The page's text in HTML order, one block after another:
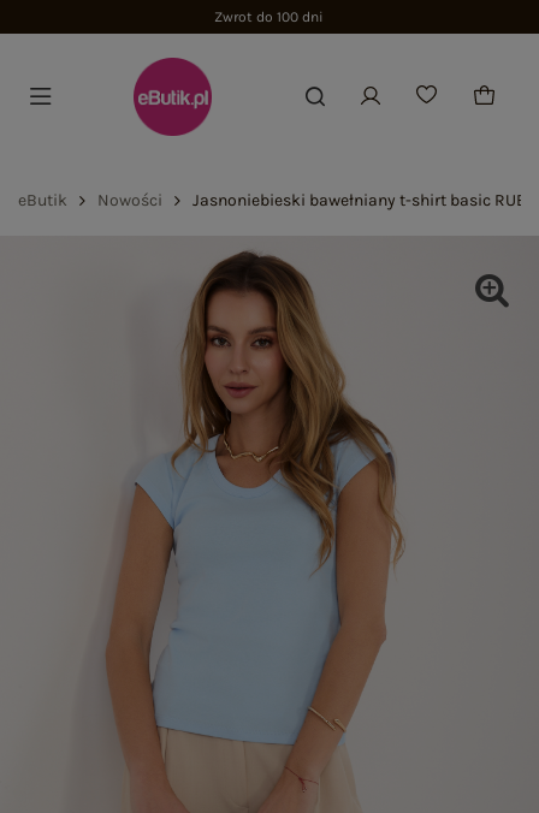
Zwrot do 100 dni
eButik Nowości Jasnoniebieski bawełniany t-shirt basic RUE